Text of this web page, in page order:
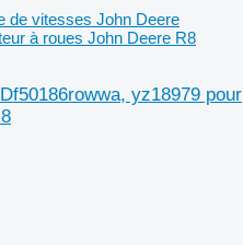
de vitesses John Deere
à roues John Deere R8
yz18979 pour